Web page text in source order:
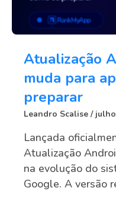
Atualização
muda para
preparar
Leandro Scalise julho
Lançada
Atualização
na evolução do
Google. A versão